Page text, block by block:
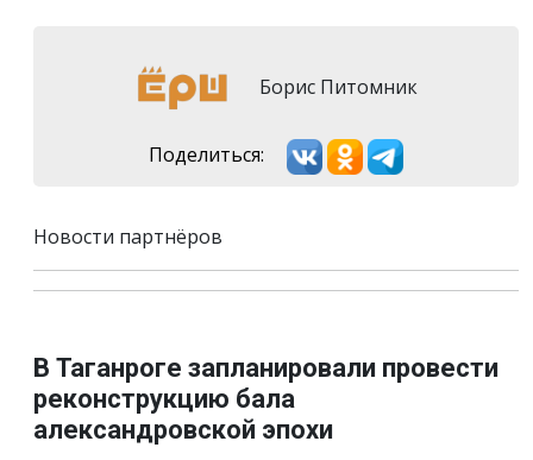
Борис Питомник
Поделиться:
Новости партнёров
В Таганроге запланировали провести
реконструкцию бала
александровской эпохи